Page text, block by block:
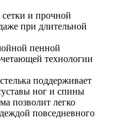
и прочной
при длительной
пенной
технологии
поддерживает
ног и спины
позволит легко
повседневного